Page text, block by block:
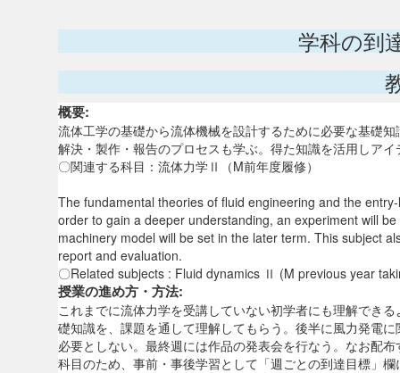
学科の到
概要:
流体工学の基礎から流体機械を設計するために必要な基礎
解決・製作・報告のプロセスも学ぶ。得た知識を活用しア
〇関連する科目：流体力学Ⅱ（M前年度履修）
The fundamental theories of fluid engineering and the
order to gain a deeper understanding, an experiment will
machinery model will be set in the later term. This subject
report and evaluation.
〇Related subjects : Fluid dynamics Ⅱ (M previous year
授業の進め方・方法:
これまでに流体力学を受講していない初学者にも理解でき
礎知識を、課題を通して理解してもらう。後半に風力発電
必要としない。最終週には作品の発表会を行なう。なお配
科目のため、事前・事後学習として「週ごとの到達目標」